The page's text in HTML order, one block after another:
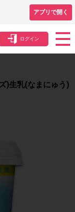
アプリで開く
ログイン
)生乳(なまにゅう)